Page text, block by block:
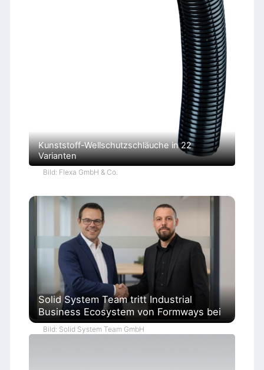
Kunststoff-Wellschutzschläuche in 22
Varianten
Bild: Flexa GmbH & Co.
Solid System Team tritt Industrial
Business Ecosystem von Formways bei
Bild: Solid System Team GmbH